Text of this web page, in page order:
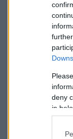
deny
in